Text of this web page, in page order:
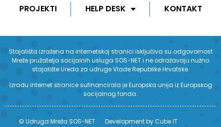
PROJEKTI HELP DESK KONTAKT
Stajališta izražena na internetskoj stranici isključiva su odgovornost
Mreže pružatelja socijalnih usluga SOS-NET i ne odražavaju nužno
stajalište Ureda za udruge Vlade Republike Hrvatske.
Izradu internet stranice sufinancirala je Europska unija iz Europskog
socijalnog fonda.
© Udruga Mreža SOS-NET Development by Cube IT